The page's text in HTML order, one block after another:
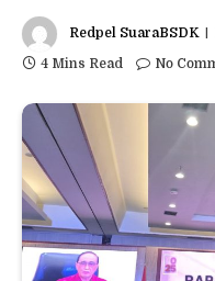
Redpel SuaraBSDK
4 Mins Read
No